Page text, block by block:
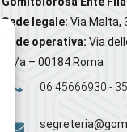
Sede legale: Via Malta,
Sede operativa: Via
20/a – 00184 Roma
06 45666930 -